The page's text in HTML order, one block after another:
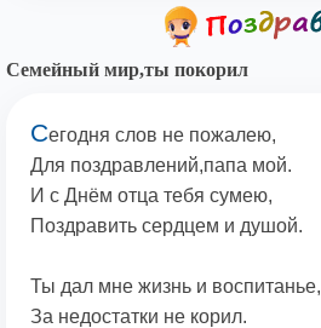
Семейный мир,ты покорил
Сегодня слов не пожалею,
Для поздравлений,папа мой.
И с Днём отца тебя сумею,
Поздравить сердцем и душой.
Ты дал мне жизнь и воспитанье,
За недостатки не корил.